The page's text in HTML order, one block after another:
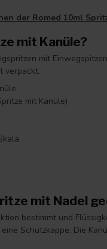
der Romed 10ml
mit Kanüle?
mit
verpackt.
mit Kanüle)
mit Nadel
bestimmt und
Schutzkappe. Die